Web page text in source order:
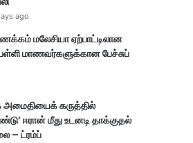
ago
மலேசியா ஏற்பாட்டிலான
மாணவர்களுக்கான பேச்சுப்
அமைதியைக் கருத்தில்
ஈரான் மீது உடனடி தாக்குதல்
– ட்ரம்ப்